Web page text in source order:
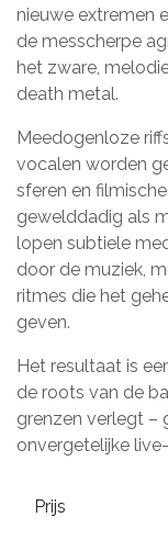
nieuwe extremen
de messcherpe
het zware,
death metal.
Meedogenloze
vocalen worden
sferen en
gewelddadig als
lopen subtiele
door de muziek,
ritmes die het
geven.
Het resultaat is
de roots van de
grenzen verlegt –
onvergetelijke
Prijs